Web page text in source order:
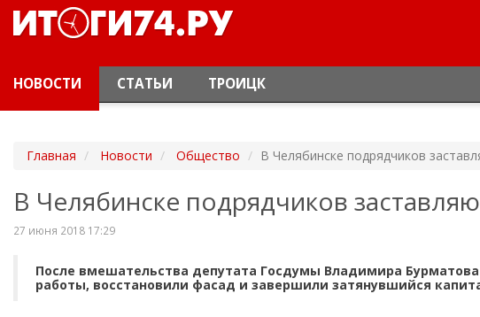
НОВОСТИ СТАТЬИ ТРОИЦК
Главная Новости Общество В Челябинске подрядчиков
В Челябинске подрядчиков
27 июня 2018 17:29
После вмешательства депутата Госдумы Владимира
работы, восстановили фасад и завершили затянувшийся